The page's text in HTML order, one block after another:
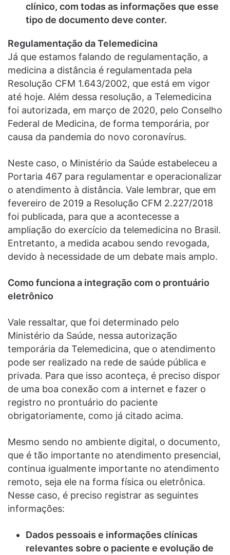
clínico, com todas as informações que esse
tipo de documento deve conter.
Regulamentação da Telemedicina
Já que estamos falando de regulamentação, a
medicina a distância é regulamentada pela
Resolução CFM 1.643/2002, que está em vigor
até hoje. Além dessa resolução, a Telemedicina
foi autorizada, em março de 2020, pelo Conselho
Federal de Medicina, de forma temporária, por
causa da pandemia do novo coronavírus.
Neste caso, o Ministério da Saúde estabeleceu a
Portaria 467 para regulamentar e operacionalizar
o atendimento à distância. Vale lembrar, que em
fevereiro de 2019 a Resolução CFM 2.227/2018
foi publicada, para que a acontecesse a
ampliação do exercício da telemedicina no Brasil.
Entretanto, a medida acabou sendo revogada,
devido à necessidade de um debate mais amplo.
Como funciona a integração com o prontuário
eletrônico
Vale ressaltar, que foi determinado pelo
Ministério da Saúde, nessa autorização
temporária da Telemedicina, que o atendimento
pode ser realizado na rede de saúde pública e
privada. Para que isso aconteça, é preciso dispor
de uma boa conexão com a internet e fazer o
registro no prontuário do paciente
obrigatoriamente, como já citado acima.
Mesmo sendo no ambiente digital, o documento,
que é tão importante no atendimento presencial,
continua igualmente importante no atendimento
remoto, seja ele na forma física ou eletrônica.
Nesse caso, é preciso registrar as seguintes
informações:
Dados pessoais e informações clínicas
relevantes sobre o paciente e evolução de